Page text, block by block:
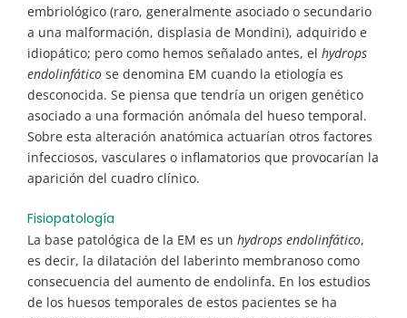
embriológico (raro, generalmente asociado o secundario
a una malformación, displasia de Mondini), adquirido e
idiopático; pero como hemos señalado antes, el hydrops
endolinfático se denomina EM cuando la etiología es
desconocida. Se piensa que tendría un origen genético
asociado a una formación anómala del hueso temporal.
Sobre esta alteración anatómica actuarían otros factores
infecciosos, vasculares o inflamatorios que provocarían la
aparición del cuadro clínico.
Fisiopatología
La base patológica de la EM es un hydrops endolinfático,
es decir, la dilatación del laberinto membranoso como
consecuencia del aumento de endolinfa. En los estudios
de los huesos temporales de estos pacientes se ha